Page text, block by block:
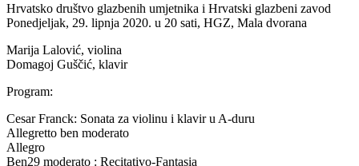
Hrvatsko društvo glazbenih umjetnika i Hrvatski glazbeni zavod
Ponedjeljak, 29. lipnja 2020. u 20 sati, HGZ, Mala dvorana
Marija Lalović, violina
Domagoj Guščić, klavir
Program:
Cesar Franck: Sonata za violinu i klavir u A-duru
Allegretto ben moderato
Allegro
Ben29 moderato : Recitativo-Fantasia